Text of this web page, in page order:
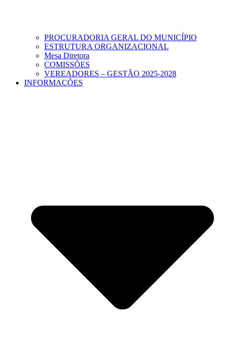
PROCURADORIA GERAL DO MUNICÍPIO
ESTRUTURA ORGANIZACIONAL
Mesa Diretora
COMISSÕES
VEREADORES – GESTÃO 2025-2028
INFORMAÇÕES